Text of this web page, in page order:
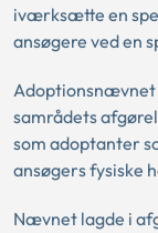
iværksætte en
ansøgere ved en
Adoptionsnævnet
samrådets
som adoptanter
ansøgers fysiske
Nævnet lagde i